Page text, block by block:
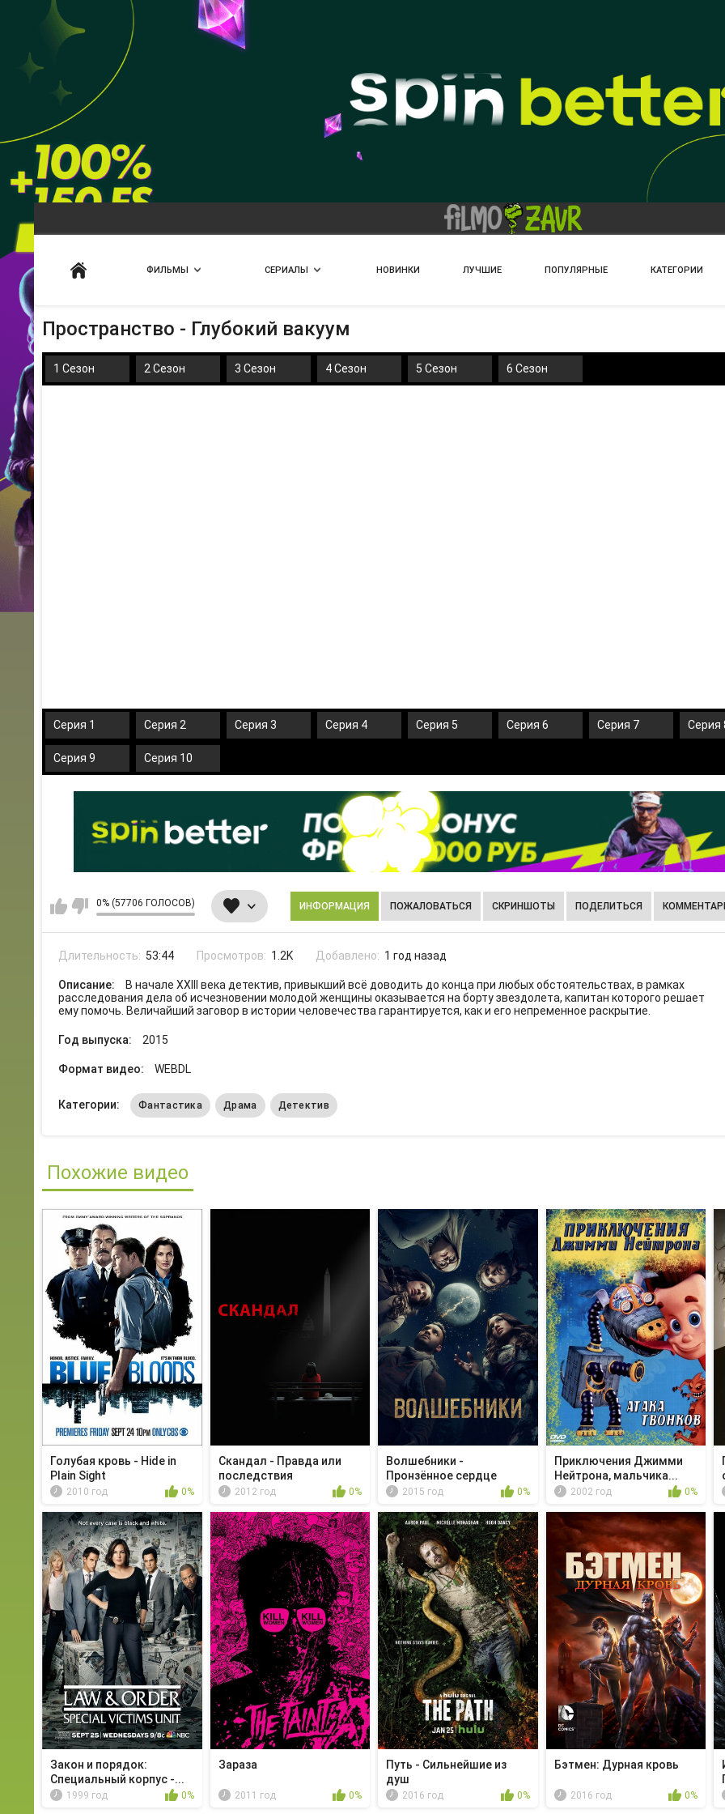
ФИЛЬМЫ СЕРИАЛЫ НОВИНКИ ЛУЧШИЕ ПОПУЛЯРНЫЕ КАТЕГОРИИ
Пространство - Глубокий вакуум
1 Сезон 2 Сезон 3 Сезон 4 Сезон 5 Сезон 6 Сезон
Серия 1 Серия 2 Серия 3 Серия 4 Серия 5 Серия 6 Серия 7 Серия
Серия 9 Серия 10
0% (57706 ГОЛОСОВ) ИНФОРМАЦИЯ ПОЖАЛОВАТЬСЯ СКРИНШОТЫ ПОДЕЛИТЬСЯ
Длительность: 53:44 Просмотров: 1.2K Добавлено: 1 год назад
Описание:
В начале XXIII века детектив, привыкший всё доводить до конца при любых обстоятельствах, в рамках
расследования дела об исчезновении молодой женщины оказывается на борту звездолета, капитан которого решает
ему помочь. Величайший заговор в истории человечества гарантируется, как и его непременное раскрытие.
Год выпуска: 2015
Формат видео: WEBDL
Категории: Фантастика Драма Детектив
Похожие видео
Голубая кровь - Hide in
Plain Sight
2010 год 0%
Скандал - Правда или
последствия
2012 год 0%
Волшебники -
Пронзённое сердце
2015 год 0%
Приключения Джимми
Нейтрона, мальчика...
2002 год 0%
Закон и порядок:
Специальный корпус -...
1999 год 0%
Зараза
2011 год 0%
Путь - Сильнейшие из
душ
2016 год 0%
Бэтмен: Дурная кровь
2016 год 0%